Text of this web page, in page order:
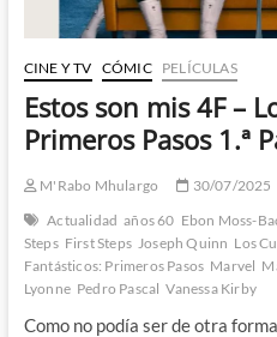
CINE Y TV CÓMIC PELÍCULAS
Estos son mis 4F –
Primeros Pasos 1.ª
M'Rabo Mhulargo 30/07/2025
Actualidad años 60 Ebon Moss-
Steps First Steps Joseph Quinn Los
Fantásticos: Primeros Pasos Marvel
Lyonne Pedro Pascal Vanessa Kirby
Como no podía ser de otra